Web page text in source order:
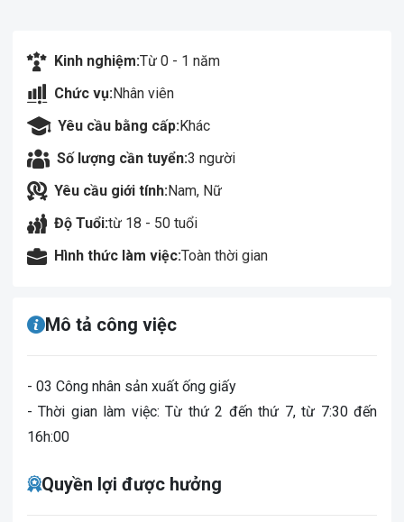
Kinh nghiệm:Từ 0 - 1 năm
Chức vụ:Nhân viên
Yêu cầu bằng cấp:Khác
Số lượng cần tuyển:3 người
Yêu cầu giới tính:Nam, Nữ
Độ Tuổi:từ 18 - 50 tuổi
Hình thức làm việc:Toàn thời gian
Mô tả công việc
- 03 Công nhân sản xuất ống giấy
- Thời gian làm việc: Từ thứ 2 đến thứ 7, từ 7:30 đến
16h:00
Quyền lợi được hưởng